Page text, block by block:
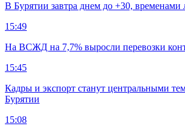
В Бурятии завтра днем до +30, временами
15:49
На ВСЖД на 7,7% выросли перевозки
15:45
Кадры и экспорт станут центральными
Бурятии
15:08